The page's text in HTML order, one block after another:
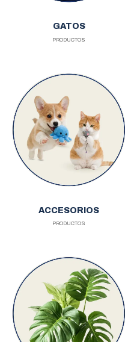
GATOS
PRODUCTOS
ACCESORIOS
PRODUCTOS